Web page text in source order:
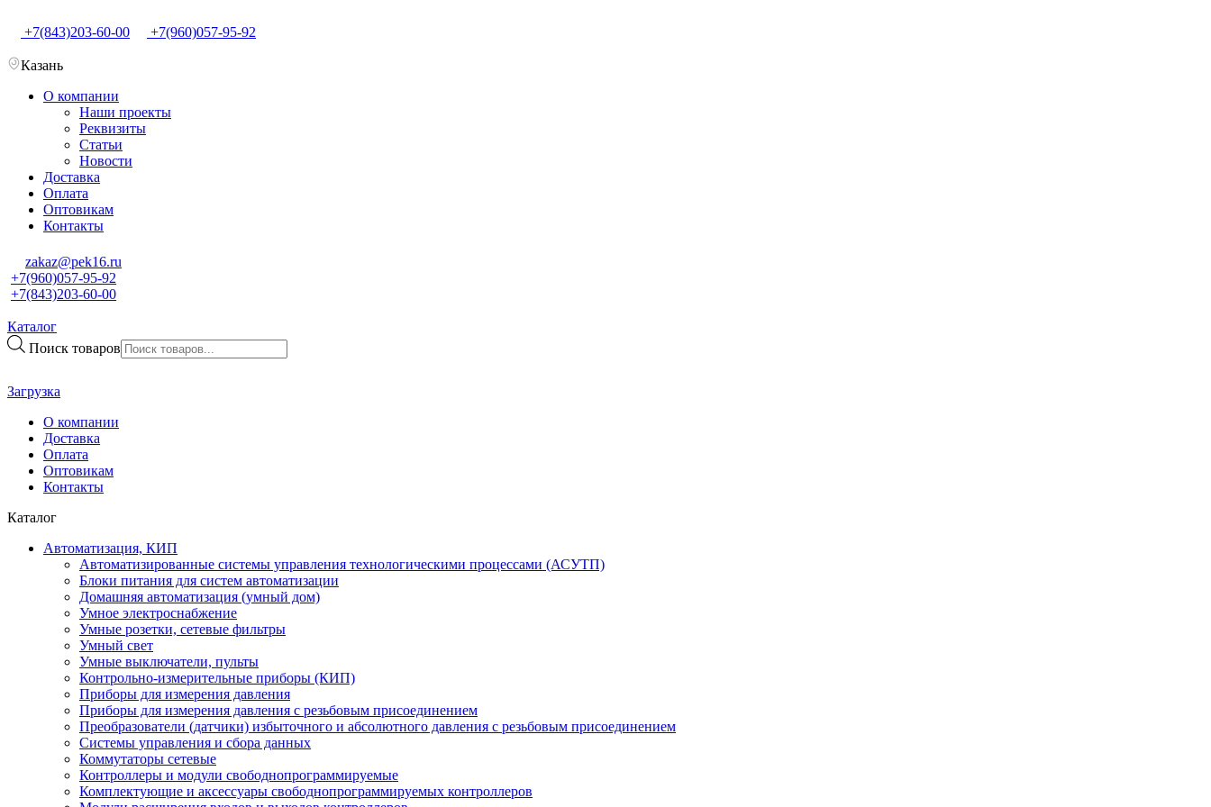
+7(843)203-60-00 +7(960)057-95-92
Казань
О компании
Наши проекты
Реквизиты
Статьи
Новости
Доставка
Оплата
Оптовикам
Контакты
zakaz@pek16.ru
+7(960)057-95-92
+7(843)203-60-00
Каталог
Поиск товаров
Загрузка
О компании
Доставка
Оплата
Оптовикам
Контакты
Каталог
Автоматизация, КИП
Автоматизированные системы управления технологическими процессами (АСУТП)
Блоки питания для систем автоматизации
Домашняя автоматизация (умный дом)
Умное электроснабжение
Умные розетки, сетевые фильтры
Умный свет
Умные выключатели, пульты
Контрольно-измерительные приборы (КИП)
Приборы для измерения давления
Приборы для измерения давления с резьбовым присоединением
Преобразователи (датчики) избыточного и абсолютного давления с резьбовым присоединением
Системы управления и сбора данных
Коммутаторы сетевые
Контроллеры и модули свободнопрограммируемые
Комплектующие и аксессуары свободнопрограммируемых контроллеров